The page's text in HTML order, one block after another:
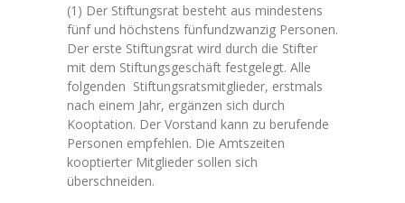
(1) Der Stiftungsrat besteht aus mindestens
fünf und höchstens fünfundzwanzig Personen.
Der erste Stiftungsrat wird durch die Stifter
mit dem Stiftungsgeschäft festgelegt. Alle
folgenden Stiftungsratsmitglieder, erstmals
nach einem Jahr, ergänzen sich durch
Kooptation. Der Vorstand kann zu berufende
Personen empfehlen. Die Amtszeiten
kooptierter Mitglieder sollen sich
überschneiden.